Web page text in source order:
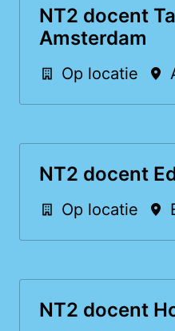
NT2 docent
Amsterdam
Op locatie
NT2 docent
Op locatie
NT2 docent